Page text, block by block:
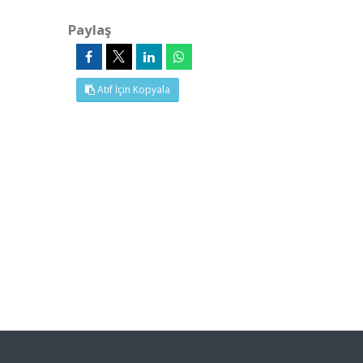
Paylaş
Atıf İçin Kopyala